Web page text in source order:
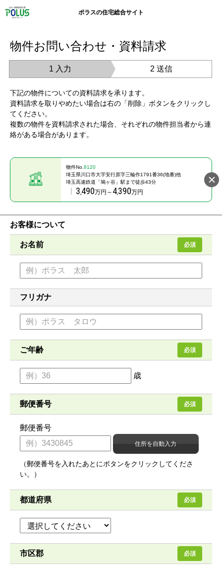
ポラスの住宅総合サイト
物件お問い合わせ・資料請求
1 入力 2 送信
下記の物件についての資料請求を承ります。
資料請求を取りやめたい場合は右の「削除」ボタンをクリックし
てください。
複数の物件を資料請求された場合、それぞれの物件担当者から連
絡がある場合があります。
物件No. 8120
埼玉県川口市大字安行原字三輪作1791番36(地番)他
埼玉高速鉄道「鳩ヶ谷」駅まで徒歩43分
3,490万円～ 4,390万円
お客様について
お名前 必須
フリガナ
ご年齢 必須
歳
郵便番号 必須
郵便番号
（郵便番号を入れたあとにボタンをクリックしてくださ
い。）
都道府県 必須
市区郡 必須